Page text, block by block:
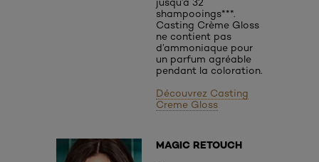
shampooings***.
Casting Crème Gloss
ne contient pas
d’ammoniaque pour
un parfum agréable
pendant la coloration.
Découvrez Casting
Creme Gloss
MAGIC RETOUCH